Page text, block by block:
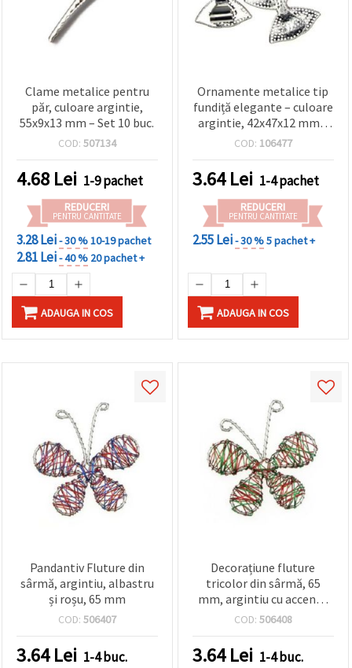
Clame metalice pentru
păr, culoare argintie,
55x9x13 mm – Set 10 buc.
COD: 507134
4.68 Lei 1-9 pachet
REDUCERI
PENTRU CANTITATE
3.28 Lei- 30 %10-19 pachet
2.81 Lei- 40 % 20 pachet +
ADAUGA IN COS
Ornamente metalice tip
fundiță elegante – culoare
argintie, 42x47x12 mm –
set 2 buc. pentru bijuterii
COD: 106477
3.64Lei 1-4 pachet
REDUCERI
PENTRU CANTITATE
2.55 Lei- 30 %5 pachet +
ADAUGA IN COS
Pandantiv Fluture din
sârmă, argintiu, albastru
și roșu, 65 mm
COD: 506407
3.64Lei 1-4 buc.
Decorațiune fluture
tricolor din sârmă, 65
mm, argintiu cu accente
verzi și roșii, pentru
COD: 506408
3.64Lei 1-4 buc.